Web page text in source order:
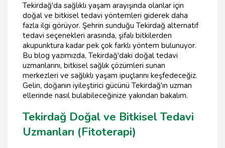
Tekirdağ'da sağlıklı yaşam arayışında olanlar için
doğal ve bitkisel tedavi yöntemleri giderek daha
fazla ilgi görüyor. Şehrin sunduğu Tekirdağ alternatif
tedavi seçenekleri arasında, şifalı bitkilerden
akupunktura kadar pek çok farklı yöntem bulunuyor.
Bu blog yazımızda, Tekirdağ'daki doğal tedavi
uzmanlarını, bitkisel sağlık çözümleri sunan
merkezleri ve sağlıklı yaşam ipuçlarını keşfedeceğiz.
Gelin, doğanın iyileştirici gücünü Tekirdağ'ın uzman
ellerinde nasıl bulabileceğinize yakından bakalım.
Tekirdağ Doğal ve Bitkisel Tedavi
Uzmanları (Fitoterapi)